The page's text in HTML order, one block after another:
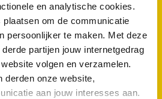
en analytische cookies.
om de communicatie
persoonlijker te maken. Met deze
partijen jouw internetgedrag
volgen en verzamelen.
derden onze website,
aan jouw interesses aan.
ontstopping van uw WC
nodig bij een verstopte wc of afvoer?
een toilet of afvoer niet meer
verstopping blijft terugkomen. Wordt